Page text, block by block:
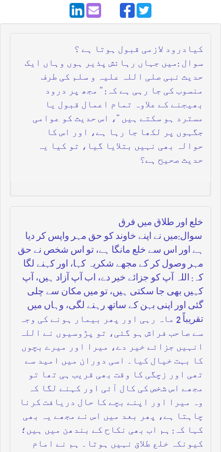
کیادرود لازمی قبول ہوتا ہے ؟
سوال :میں جہاں رہائش پذیر ہوں وہاں ایک
حدیث نبی صلی اللہ علیہ و سلم کی طرف
منسوب کی جا رہی ہے کہ: '' مجھ پر درود
بھیجنے کے علاوہ تمام اعمال قبول یا
مسترد ہو سکتے ہیں ''، اس حدیث کو عوامی
جگہوں پر لکھا جا رہا ہے، اور اس کا
حوالہ بھی نہیں بتلایا گیا، تو کیا یہ
حدیث صحیح ہے؟
خلع اور طلاق میں فرق
سوال:میں نے اپنے خاوند کو حق مہر واپس کر دیا
ہے اور اس سے خلع مانگا ہے، تو اس شخص نے حق
مہر وصول کر کے مجھے شکریہ کہا، اور کہنے لگا
کہ: اللہ آپ کو جزائے خیر دے، اب آپ آزاد ہیں، آپ
کہیں بھی جا سکتی ہیں، تو میں مکان سے چلی
گئی اور اپنی بہن کے ساتھ رہنے لگی، وہاں میں
تقریباً 2 ماہ رہی اور پھر بیمار ہونے کی وجہ
سے صاحب فراش ہو گئی، تو پڑوسیوں نے اللہ
انہیں جزائے خیر دے، میرا اور میرے بچوں
کا بہت خیال کیا۔ اسی دوران میں امید سے
تھی اور زچگی کا وقت بھی قریب ہی تھا تو
مجھے اس شخص کی کال آئی اور کہنے لگا کہ
وہ میرا اور اپنے بچے کا حال دریافت کرنا
چاہتا ہے، پھر بعد میں اس نے مجھے یہ بھی
کہا کہ: ہم اب بھی نکاح کے بندھن میں ہیں؛
کیونکہ خلع طلاق نہیں ہوتا۔ ہم نے امام